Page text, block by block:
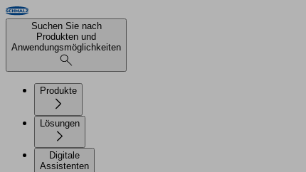
Suchen Sie nach
Produkten und
Anwendungsmöglichkeiten
Produkte
Lösungen
Digitale
Assistenten